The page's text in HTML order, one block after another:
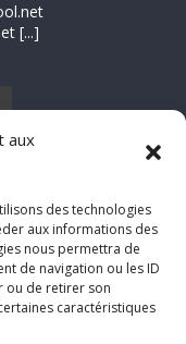
aux
des technologies
aux informations des
nous permettra de
de navigation ou les ID
ou de retirer son
caractéristiques
[...]